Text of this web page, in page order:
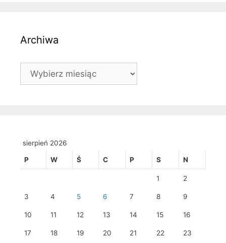
Archiwa
Archiwa
sierpień 2026
P W Ś C P S N
1 2
3 4 5 6 7 8 9
10 11 12 13 14 15 16
17 18 19 20 21 22 23